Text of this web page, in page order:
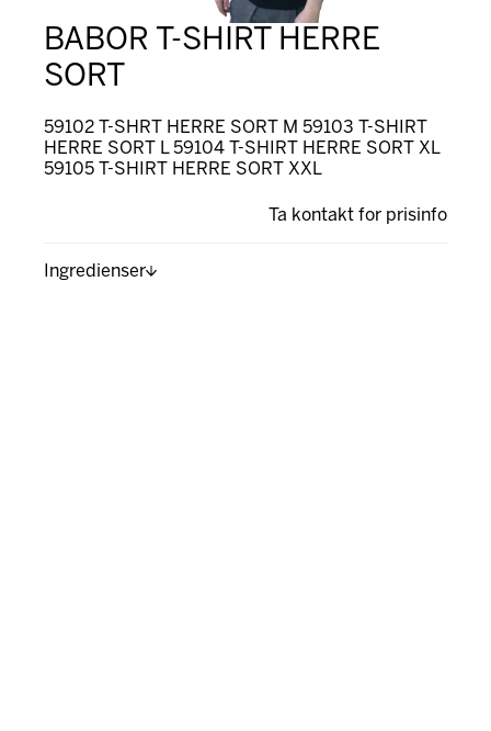
BABOR T-SHIRT HERRE
SORT
59102 T-SHRT HERRE SORT M 59103 T-SHIRT
HERRE SORT L 59104 T-SHIRT HERRE SORT XL
59105 T-SHIRT HERRE SORT XXL
Ta kontakt for prisinfo
Ingredienser